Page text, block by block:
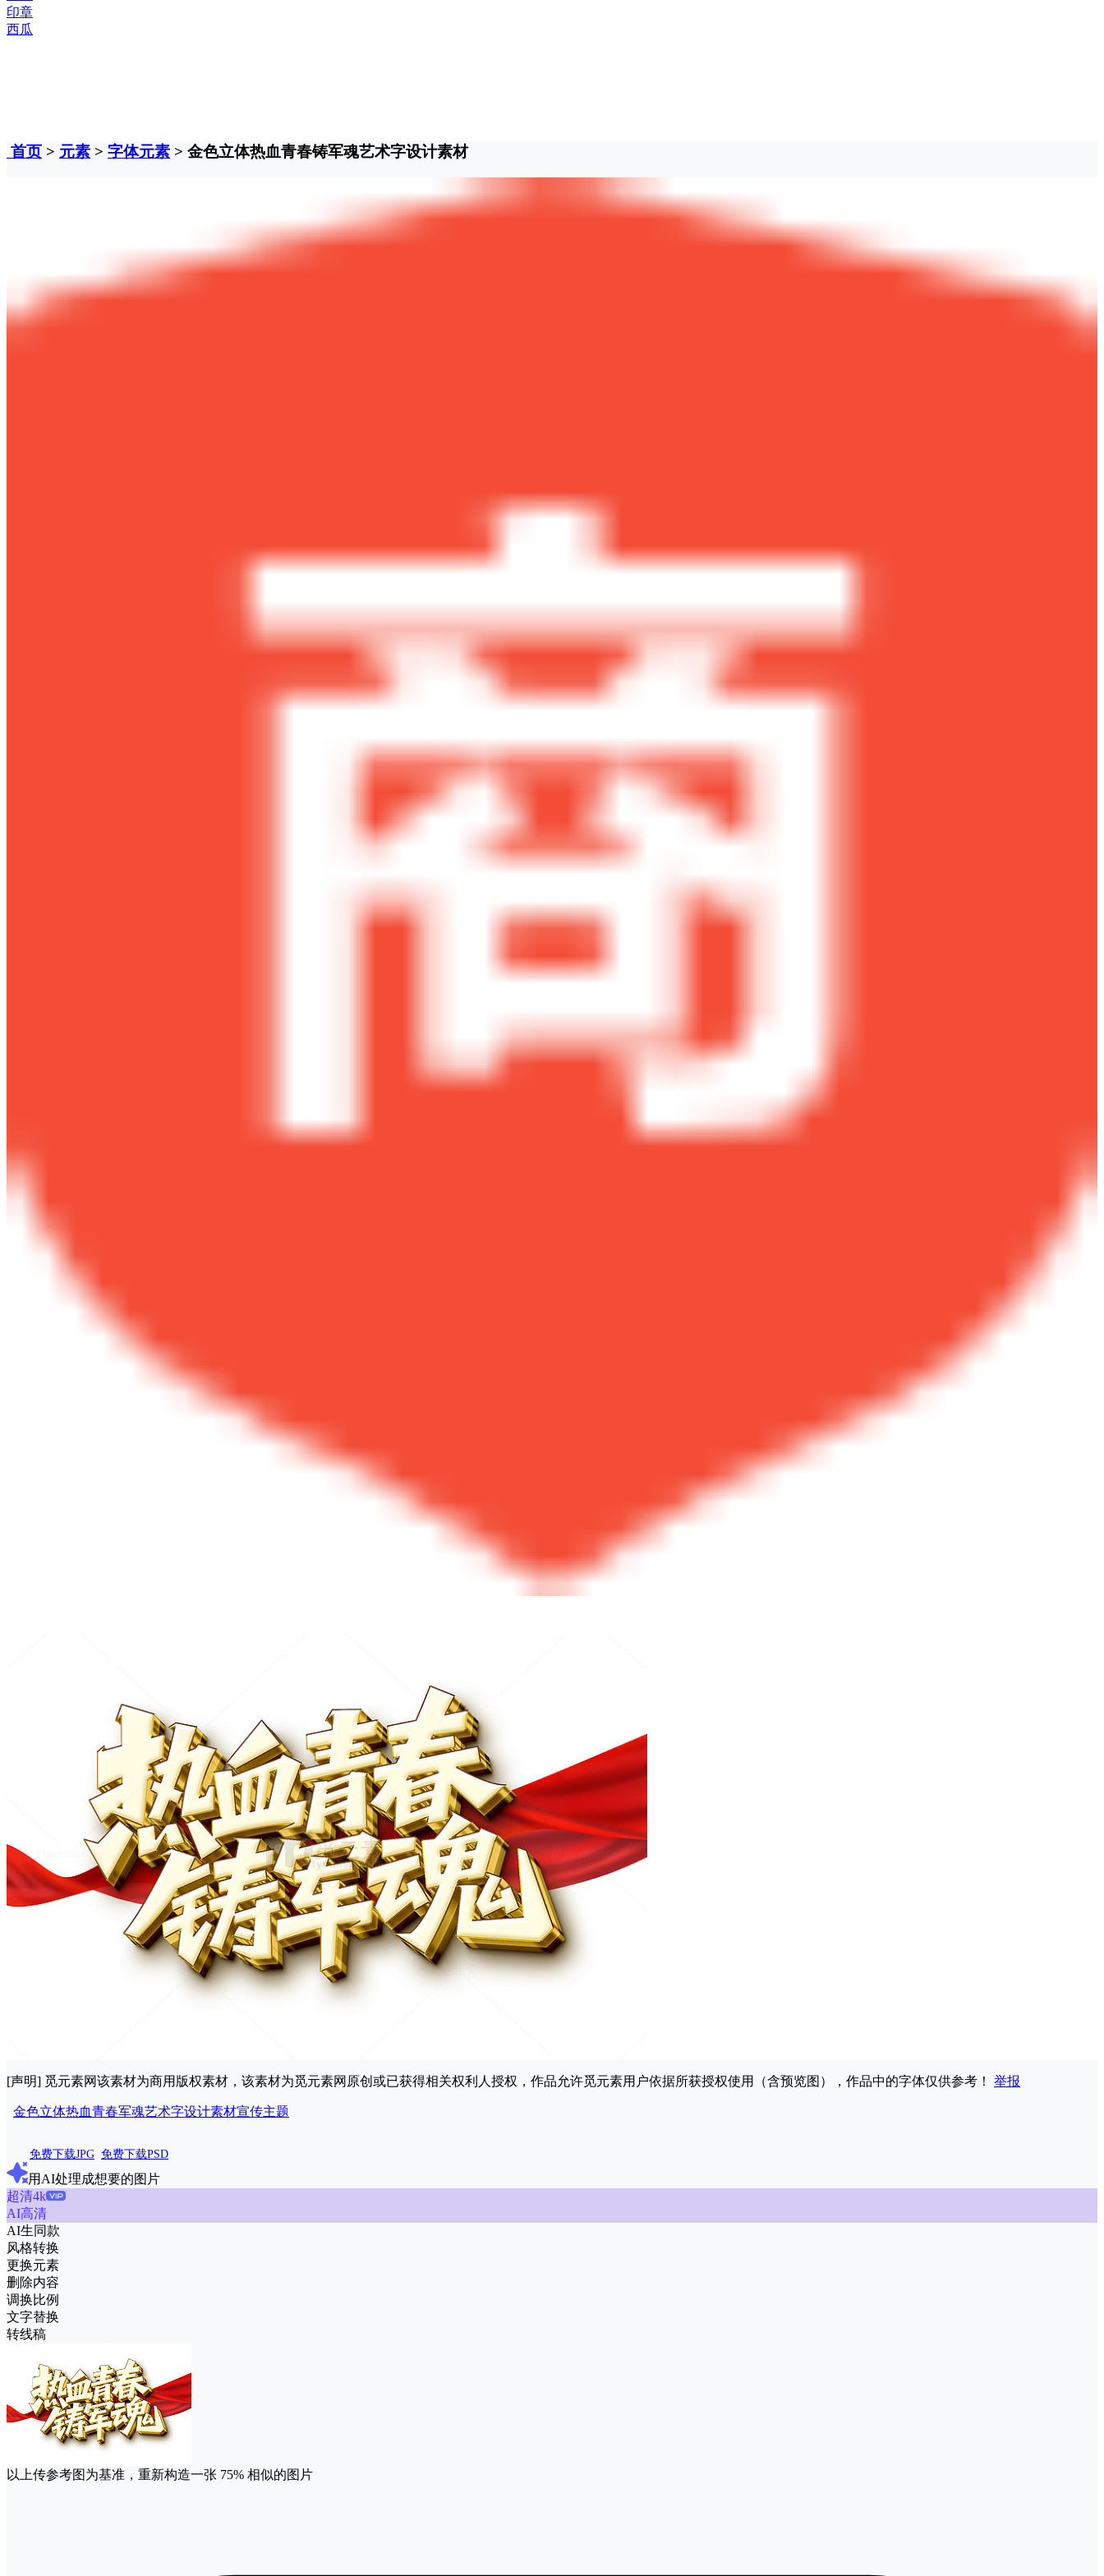
印章
西瓜
首页 > 元素 > 字体元素 > 金色立体热血青春铸军魂艺术字设计素材
[声明] 觅元素网该素材为商用版权素材，该素材为觅元素网原创或已获得相关权利人授权，作品允许觅元素用户依据所获授权使用（含预览图），作品中的字体仅供参考！ 举报
金色立体热血青春军魂艺术字设计素材宣传主题
免费下载JPG 免费下载PSD
用AI处理成想要的图片
超清4k
AI高清
AI生同款
风格转换
更换元素
删除内容
调换比例
文字替换
转线稿
以上传参考图为基准，重新构造一张 75% 相似的图片